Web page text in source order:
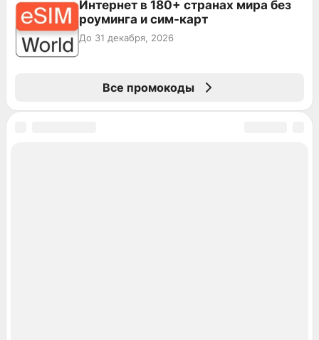
Интернет в 180+ странах мира без
роуминга и сим-карт
До 31 декабря, 2026
Все промокоды